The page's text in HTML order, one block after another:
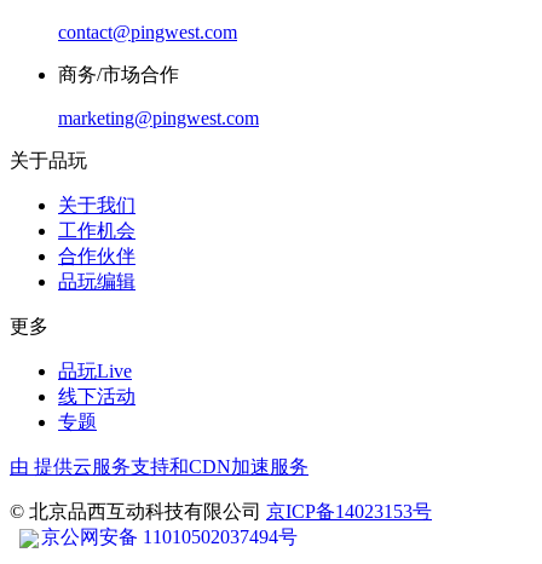
contact@pingwest.com
商务/市场合作
marketing@pingwest.com
关于品玩
关于我们
工作机会
合作伙伴
品玩编辑
更多
品玩Live
线下活动
专题
由 提供云服务支持和CDN加速服务
© 北京品西互动科技有限公司 京ICP备14023153号
京公网安备 11010502037494号